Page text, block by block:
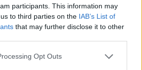
participants. This information may
to third parties on the IAB’s List of
that may further disclose it to other
Opt Outs
de speler naast Míchel worden
keuze